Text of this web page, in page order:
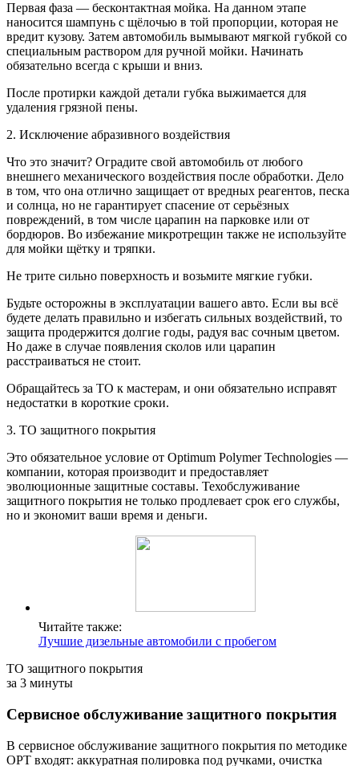
Первая фаза — бесконтактная мойка. На данном этапе
наносится шампунь с щёлочью в той пропорции, которая не
вредит кузову. Затем автомобиль вымывают мягкой губкой со
специальным раствором для ручной мойки. Начинать
обязательно всегда с крыши и вниз.
После протирки каждой детали губка выжимается для
удаления грязной пены.
2. Исключение абразивного воздействия
Что это значит? Оградите свой автомобиль от любого
внешнего механического воздействия после обработки. Дело
в том, что она отлично защищает от вредных реагентов, песка
и солнца, но не гарантирует спасение от серьёзных
повреждений, в том числе царапин на парковке или от
бордюров. Во избежание микротрещин также не используйте
для мойки щётку и тряпки.
Не трите сильно поверхность и возьмите мягкие губки.
Будьте осторожны в эксплуатации вашего авто. Если вы всё
будете делать правильно и избегать сильных воздействий, то
защита продержится долгие годы, радуя вас сочным цветом.
Но даже в случае появления сколов или царапин
расстраиваться не стоит.
Обращайтесь за ТО к мастерам, и они обязательно исправят
недостатки в короткие сроки.
3. ТО защитного покрытия
Это обязательное условие от Optimum Polymer Technologies —
компании, которая производит и предоставляет
эволюционные защитные составы. Техобслуживание
защитного покрытия не только продлевает срок его службы,
но и экономит ваши время и деньги.
Читайте также:
Лучшие дизельные автомобили с пробегом
ТО защитного покрытия
за 3 минуты
Сервисное обслуживание защитного покрытия
В сервисное обслуживание защитного покрытия по методике
OPT входят: аккуратная полировка под ручками, очистка